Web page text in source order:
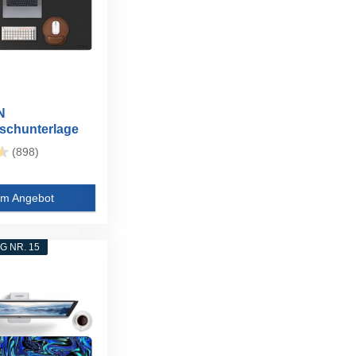
- Leder...
(898)
Angebot
NR. 15